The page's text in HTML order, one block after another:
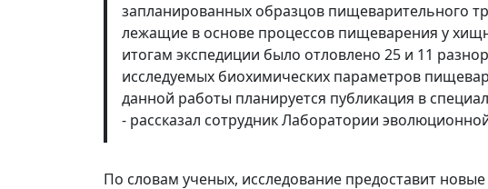
запланированных образцов пищеварительного
лежащие в основе процессов пищеварения у
итогам экспедиции было отловлено 25 и 11
исследуемых биохимических параметров
данной работы планируется публикация в
- рассказал сотрудник Лаборатории
По словам ученых, исследование предоставит